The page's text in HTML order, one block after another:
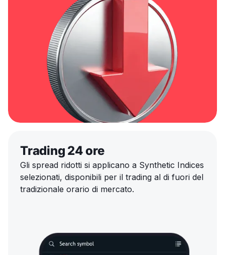
Trading 24 ore
Gli spread ridotti si applicano a Synthetic Indices
selezionati, disponibili per il trading al di fuori del
tradizionale orario di mercato.